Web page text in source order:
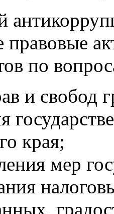
правовые
по
и свобод
края;
мер